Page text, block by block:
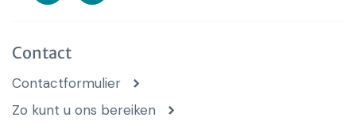
Contact
Contactformulier
Zo kunt u ons bereiken